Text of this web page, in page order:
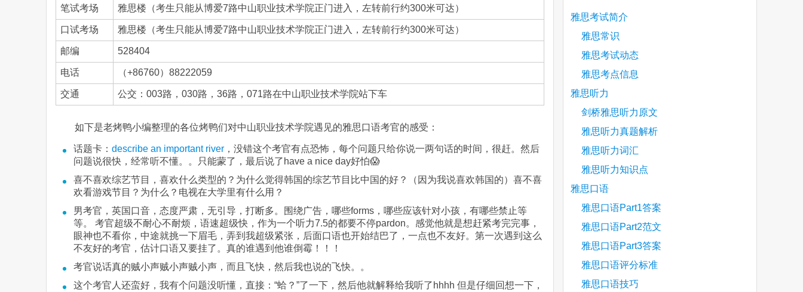
笔试考场 雅思楼（考生只能从博爱7路中山职业技术学院正门进入，左转前行约300米可达）
口试考场 雅思楼（考生只能从博爱7路中山职业技术学院正门进入，左转前行约300米可达）
邮编 528404
电话 （+86760）88222059
交通 公交：003路，030路，36路，071路在中山职业技术学院站下车
如下是老烤鸭小编整理的各位烤鸭们对中山职业技术学院遇见的雅思口语考官的感受：
话题卡： describe an important river ，没错这个考官有点恐怖，每个问题只给你说一两句话的时间，很赶。然后
问题说很快，经常听不懂。。只能蒙了，最后说了have a nice day好怕😱
喜不喜欢综艺节目，喜欢什么类型的？为什么觉得韩国的综艺节目比中国的好？（因为我说喜欢韩国的）喜不喜
欢看游戏节目？为什么？电视在大学里有什么用？
男考官，英国口音，态度严肃，无引导，打断多。围绕广告，哪些forms，哪些应该针对小孩，有哪些禁止等
等。 考官超级不耐心不耐烦，语速超级快，作为一个听力7.5的都要不停pardon。感觉他就是想赶紧考完完事，
眼神也不看你，中途就挑一下眉毛，弄到我超级紧张，后面口语也开始结巴了，一点也不友好。第一次遇到这么
不友好的考官，估计口语又要挂了。真的谁遇到他谁倒霉！！！
考官说话真的贼小声贼小声贼小声，而且飞快，然后我也说的飞快。。
这个考官人还蛮好，我有个问题没听懂，直接：“蛤？”了一下，然后他就解释给我听了hhhh 但是仔细回想一下，
雅思考试简介
雅思常识
雅思考试动态
雅思考点信息
雅思听力
剑桥雅思听力原文
雅思听力真题解析
雅思听力词汇
雅思听力知识点
雅思口语
雅思口语Part1答案
雅思口语Part2范文
雅思口语Part3答案
雅思口语评分标准
雅思口语技巧